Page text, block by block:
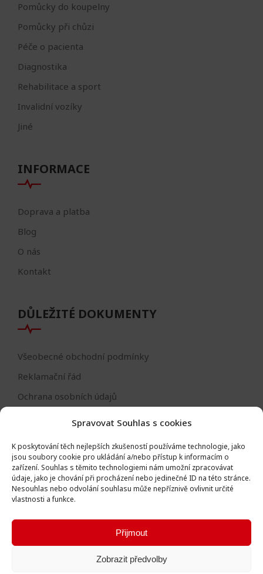
Spravovat Souhlas s cookies
K poskytování těch nejlepších zkušeností používáme technologie, jako
jsou soubory cookie pro ukládání a/nebo přístup k informacím o
zařízení. Souhlas s těmito technologiemi nám umožní zpracovávat
údaje, jako je chování při procházení nebo jedinečné ID na této stránce.
Nesouhlas nebo odvolání souhlasu může nepříznivě ovlivnit určité
vlastnosti a funkce.
Přijmout
Zobrazit předvolby
Pomůcky do koupelny
Pomůcky při chůzi
Péče o pacienta
Diagnostika
Rehabilitace a sport
Invalidní vozíky
Jiné
INFORMACE
Doprava a platba
Blog
O nás
Kontakt
DŮLEŽITÉ DOKUMENTY
Všeobecné obchodní podmínky
Reklamační řád
Ochrana osobních údajů
Formulář - odstoupení od smlouvy
Odstoupení od smlouvy
Všechna práva vyhrazena © Igor Vlk - soukromá firma 2016 -